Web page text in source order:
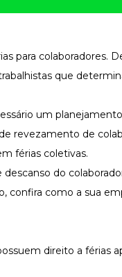
para colaboradores.
que
um
revezamento de
férias coletivas.
do
confira como a sua
direito a férias